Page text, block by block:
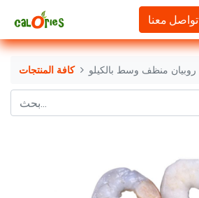
تواصل معنا
كافة المنتجات روبيان منظف وسط بالكيلو